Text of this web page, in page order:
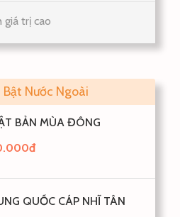
giá trị cao
Bật Nước Ngoài
BẢN MÙA ĐÔNG
QUỐC CÁP NHĨ TÂN